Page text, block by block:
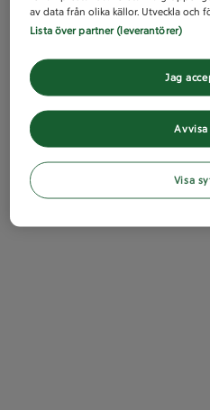
av data från olika källor. Utveckla och
Lista över partner (leverantörer)
Jag
Visa